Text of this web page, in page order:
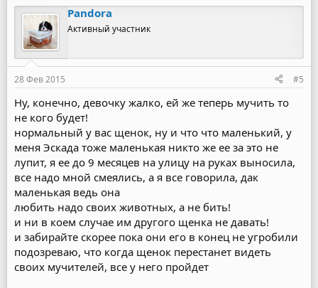
Pandora
Активный участник
28 Фев 2015 #5
Ну, конечно, девочку жалко, ей же теперь мучить то
не кого будет!
нормальный у вас щенок, ну и что что маленький, у
меня Эскада тоже маленькая никто же ее за это не
лупит, я ее до 9 месяцев на улицу на руках выносила,
все надо мной смеялись, а я все говорила, дак
маленькая ведь она
любить надо своих животных, а не бить!
и ни в коем случае им другого щенка не давать!
и забирайте скорее пока они его в конец не угробили
подозреваю, что когда щенок перестанет видеть
своих мучителей, все у него пройдет